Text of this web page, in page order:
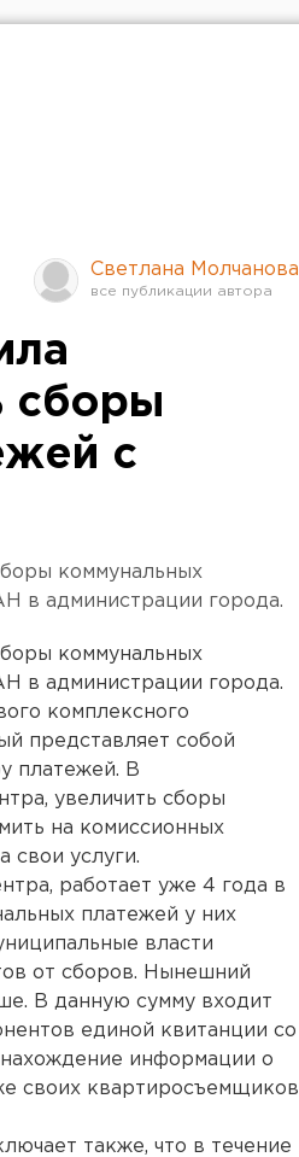
Светлана Молчанова
сборы
с
коммунальных
в администрации города.
коммунальных
в администрации города.
комплексного
представляет собой
платежей. В
увеличить сборы
на комиссионных
свои услуги.
работает уже 4 года в
платежей у них
власти
от сборов. Нынешний
В данную сумму входит
единой квитанции со
информации о
своих квартиросъемщиков
также, что в течение